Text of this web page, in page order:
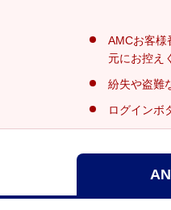
AMCお客様
元にお控え
紛失や盗難
ログインボ